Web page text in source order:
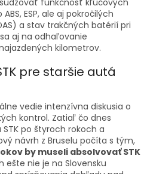
ESP, ale aj pokročilých
a stav trakčných batérií pri
aj na odhaľovanie
kilometrov.
pre staršie autá
vedie intenzívna diskusia o
kontrol. Zatiaľ čo dnes
po štyroch rokoch a
návrh z Bruselu počíta s tým,
by museli absolvovať STK
ešte nie je na Slovensku